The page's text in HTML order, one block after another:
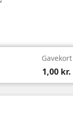
 Vis
Gavekort
1,00 kr.